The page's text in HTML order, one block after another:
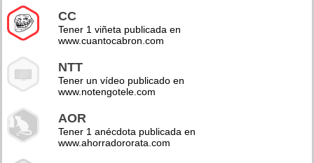
CC
Tener 1 viñeta publicada en
www.cuantocabron.com
NTT
Tener un vídeo publicado en
www.notengotele.com
AOR
Tener 1 anécdota publicada en
www.ahorradororata.com